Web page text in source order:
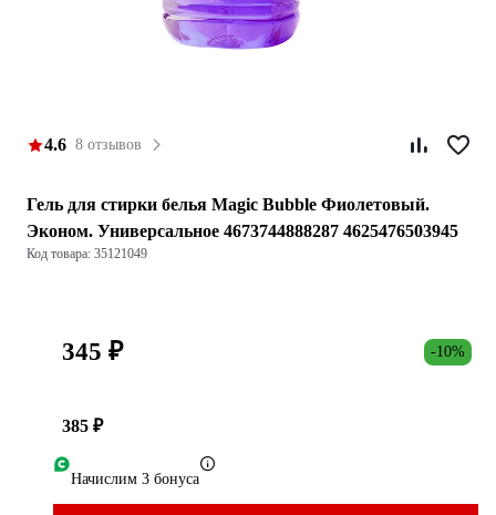
4.6 8 отзывов
Гель для стирки белья Magic Bubble Фиолетовый.
Эконом. Универсальное 4673744888287 4625476503945
Код товара: 35121049
345 ₽ -10%
385 ₽
Начислим 3 бонуса